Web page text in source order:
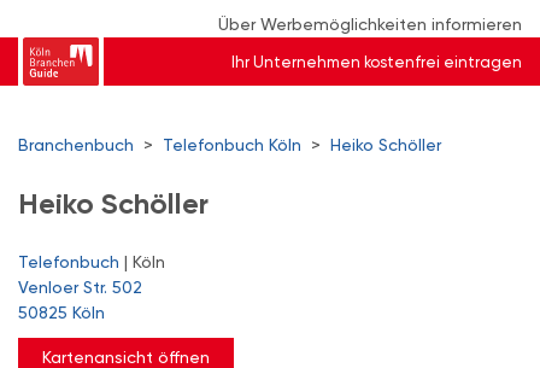
Über Werbemöglichkeiten informieren
Ihr Unternehmen kostenfrei eintragen
Branchenbuch > Telefonbuch Köln > Heiko Schöller
Heiko Schöller
Telefonbuch | Köln
Venloer Str. 502
50825 Köln
Kartenansicht öffnen